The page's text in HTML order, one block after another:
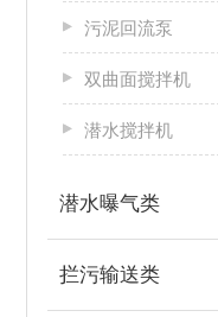
污泥回流泵
双曲面搅拌机
潜水搅拌机
潜水曝气类
拦污输送类